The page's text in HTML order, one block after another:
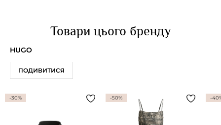
Товари цього бренду
HUGO
ПОДИВИТИСЯ
-30% -50% -